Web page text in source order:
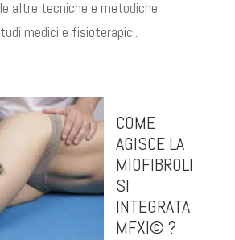
altre tecniche e metodiche
medici e fisioterapici.
COME
AGISCE LA
MIOFIBROLI
SI
INTEGRATA
MFXI© ?